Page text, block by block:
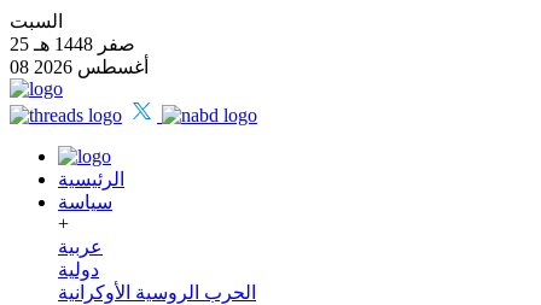
السبت
25 صفر 1448 هـ
08 أغسطس 2026
الرئيسية
سياسة
+
عربية
دولية
الحرب الروسية الأوكرانية